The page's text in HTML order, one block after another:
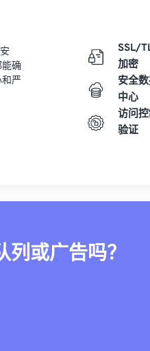
确
严
SSL/
加密
安全
中心
访问
验证
或广告吗？